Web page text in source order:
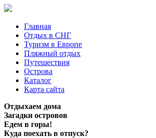
Главная
Отдых в СНГ
Туризм в Европе
Пляжный отдых
Путешествия
Острова
Каталог
Карта сайта
Отдыхаем дома
Загадки островов
Едем в горы!
Куда поехать в отпуск?